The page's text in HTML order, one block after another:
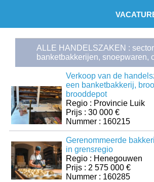
ALLE HANDELSZAKEN :
banketbakkerijen, snoepwaren,
Verkoop van de
een banketbakkerij,
brooddepot
Regio : Provincie Luik
Prijs : 30 000 €
Nummer : 160215
Gerenommeerde
in grensregio
Regio : Henegouwen
Prijs : 2 575 000 €
Nummer : 160285